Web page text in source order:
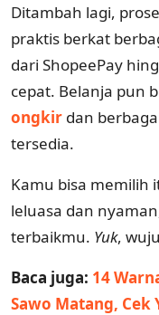
Ditambah lagi,
praktis berkat
dari ShopeePay
cepat. Belanja pun
ongkir dan
tersedia.
Kamu bisa memilih
leluasa dan
terbaikmu. Yuk,
Baca juga: 14
Sawo Matang, Cek